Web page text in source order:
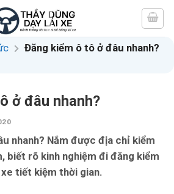
Đăng kiểm ô tô ở đâu nhanh?
ở đâu nhanh?
nhanh? Nắm được địa chỉ kiểm
biết rõ kinh nghiệm đi đăng kiểm
tiết kiệm thời gian.